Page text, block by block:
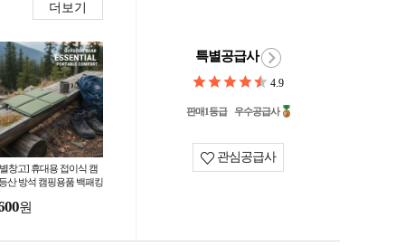
더보기
창고] 휴대용 접이식 캠
산 방석 캠핑용품 백패킹
원
특별공급사
4.9
판매1등급 우수공급사
관심공급사